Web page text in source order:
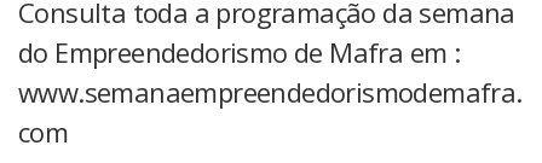
Consulta toda a programação da semana
do Empreendedorismo de Mafra em :
www.semanaempreendedorismodemafra.
com